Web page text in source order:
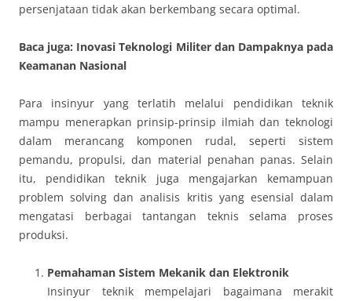
persenjataan tidak akan berkembang secara optimal.
Baca juga: Inovasi Teknologi Militer dan Dampaknya pada
Keamanan Nasional
Para insinyur yang terlatih melalui pendidikan teknik
mampu menerapkan prinsip-prinsip ilmiah dan teknologi
dalam merancang komponen rudal, seperti sistem
pemandu, propulsi, dan material penahan panas. Selain
itu, pendidikan teknik juga mengajarkan kemampuan
problem solving dan analisis kritis yang esensial dalam
mengatasi berbagai tantangan teknis selama proses
produksi.
Pemahaman Sistem Mekanik dan Elektronik
Insinyur teknik mempelajari bagaimana merakit